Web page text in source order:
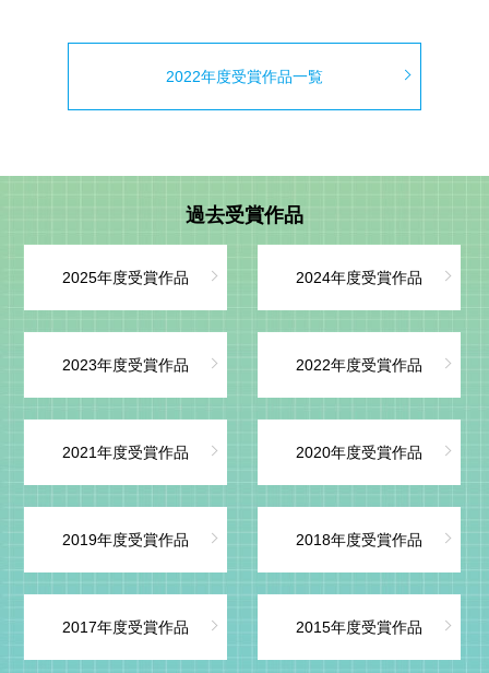
2022年度受賞作品一覧
過去受賞作品
2025年度受賞作品 2024年度受賞作品
2023年度受賞作品 2022年度受賞作品
2021年度受賞作品 2020年度受賞作品
2019年度受賞作品 2018年度受賞作品
2017年度受賞作品 2015年度受賞作品